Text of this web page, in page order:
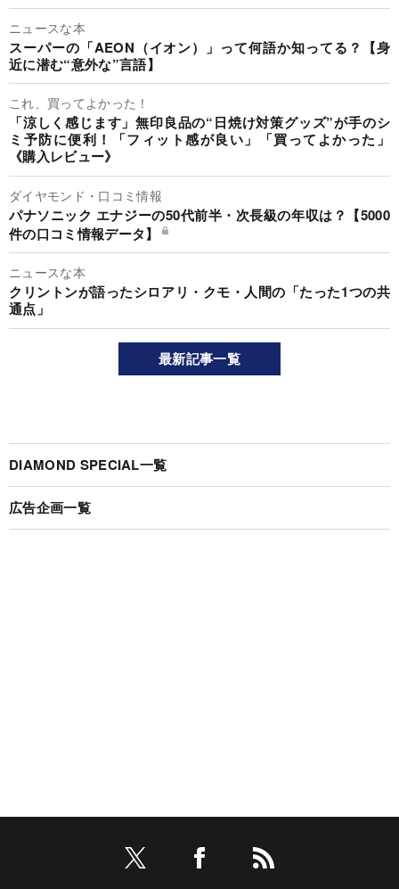
ニュースな本
スーパーの「AEON（イオン）」って何語か知ってる？【身
近に潜む“意外な”言語】
これ、買ってよかった！
「涼しく感じます」無印良品の“日焼け対策グッズ”が手のシ
ミ予防に便利！「フィット感が良い」「買ってよかった」
《購入レビュー》
ダイヤモンド・口コミ情報
パナソニック エナジーの50代前半・次長級の年収は？【5000
件の口コミ情報データ】
ニュースな本
クリントンが語ったシロアリ・クモ・人間の「たった1つの共
通点」
最新記事一覧
DIAMOND SPECIAL一覧
広告企画一覧